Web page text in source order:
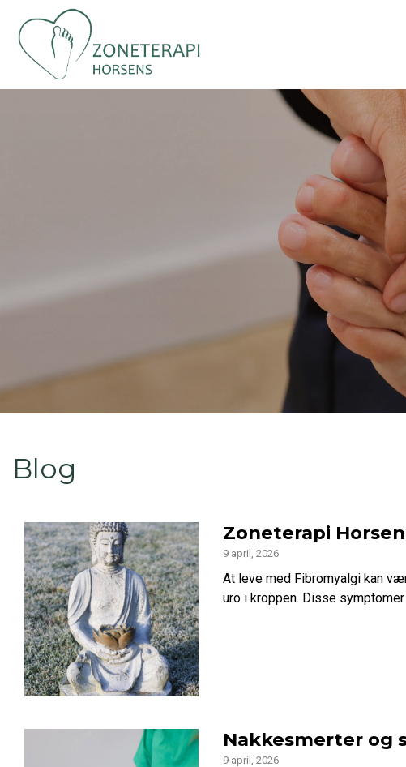
hovedindhold
Blog
Zoneterapi
9 april, 2026
At leve med Fibromyalgi kan
uro i kroppen. Disse
Nakkesmerter og
9 april, 2026